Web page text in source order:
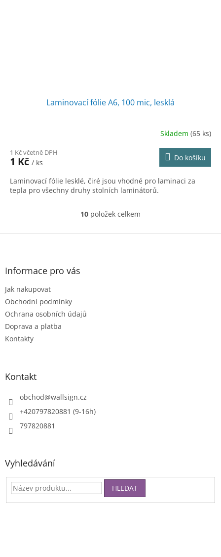
Laminovací fólie A6, 100 mic, lesklá
Skladem (65 ks)
1 Kč včetně DPH
1 Kč / ks
Do košíku
Laminovací fólie lesklé, čiré jsou vhodné pro laminaci za
tepla pro všechny druhy stolních laminátorů.
O
l
10 položek celkem
Z
Informace pro vás
Jak nakupovat
Obchodní podmínky
Ochrana osobních údajů
Doprava a platba
Kontakty
Kontakt
obchod@wallsign.cz
+420797820881 (9-16h)
797820881
Vyhledávání
HLEDAT